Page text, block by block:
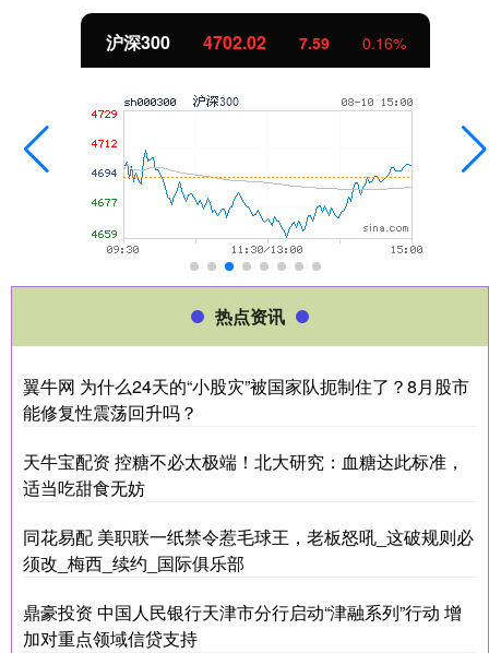
沪深300 4702.02 7.59 0.16%
热点资讯
翼牛网 为什么24天的“小股灾”被国家队扼制住了？8月股市
能修复性震荡回升吗？
天牛宝配资 控糖不必太极端！北大研究：血糖达此标准，
适当吃甜食无妨
同花易配 美职联一纸禁令惹毛球王，老板怒吼_这破规则必
须改_梅西_续约_国际俱乐部
鼎豪投资 中国人民银行天津市分行启动“津融系列”行动 增
加对重点领域信贷支持